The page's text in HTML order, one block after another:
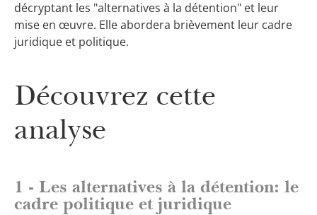
décryptant les "alternatives à la détention" et leur
mise en œuvre. Elle abordera brièvement leur cadre
juridique et politique.
Découvrez cette
analyse
1 - Les alternatives à la détention: le
cadre politique et juridique